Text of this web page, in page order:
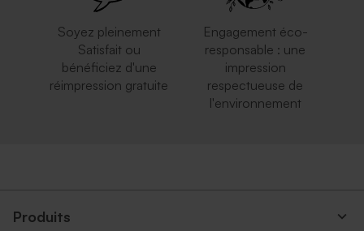
Soyez pleinement
Satisfait ou
bénéficiez d'une
réimpression gratuite
Engagement éco-
responsable : une
impression
respectueuse de
l'environnement
Produits